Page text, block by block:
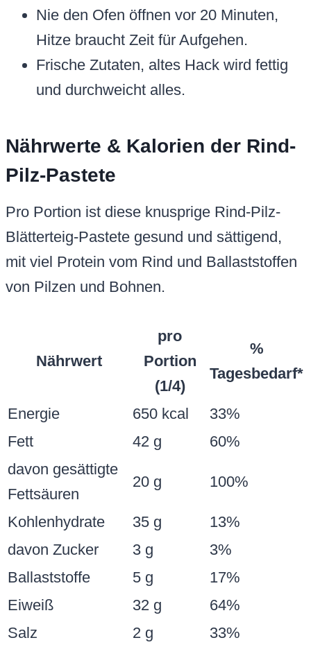
Nie den Ofen öffnen vor 20 Minuten,
Hitze braucht Zeit für Aufgehen.
Frische Zutaten, altes Hack wird fettig
und durchweicht alles.
Nährwerte & Kalorien der Rind-
Pilz-Pastete
Pro Portion ist diese knusprige Rind-Pilz-
Blätterteig-Pastete gesund und sättigend,
mit viel Protein vom Rind und Ballaststoffen
von Pilzen und Bohnen.
Nährwert
pro
Portion
(1/4)
%
Tagesbedarf*
Energie 650 kcal
33%
Fett
42 g
60%
davon gesättigte
Fettsäuren
20 g 100%
Kohlenhydrate 35 g
13%
davon Zucker
3 g
3%
Ballaststoffe
5 g
17%
Eiweiß
32 g
64%
Salz
2 g 33%